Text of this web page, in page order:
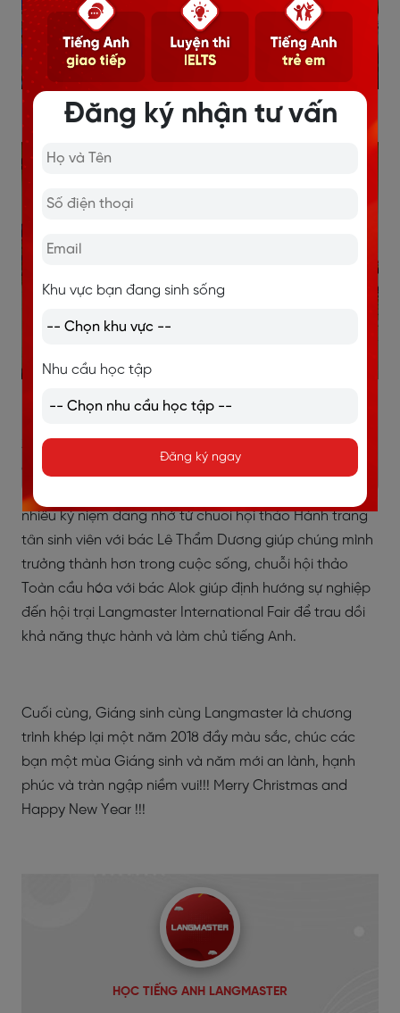
2018 là một năm đặc biệt dành cho Langmaster đánh
dấu chặng đường 7 năm với đầy đủ những nốt thăng,
nốt trầm. Cùng nhau, chúng mình đã trải qua biết bao
nhiêu kỷ niệm đáng nhớ từ chuỗi hội thảo Hành trang
tân sinh viên với bác Lê Thẩm Dương giúp chúng mình
trưởng thành hơn trong cuộc sống, chuỗi hội thảo
Toàn cầu hóa với bác Alok giúp định hướng sự nghiệp
đến hội trại Langmaster International Fair để trau dồi
khả năng thực hành và làm chủ tiếng Anh.
Cuối cùng, Giáng sinh cùng Langmaster là chương
trình khép lại một năm 2018 đầy màu sắc, chúc các
bạn một mùa Giáng sinh và năm mới an lành, hạnh
phúc và tràn ngập niềm vui!!! Merry Christmas and
Happy New Year !!!
HỌC TIẾNG ANH LANGMASTER
Đăng ký nhận tư vấn
Khu vực bạn đang sinh sống
Nhu cầu học tập
Đăng ký ngay